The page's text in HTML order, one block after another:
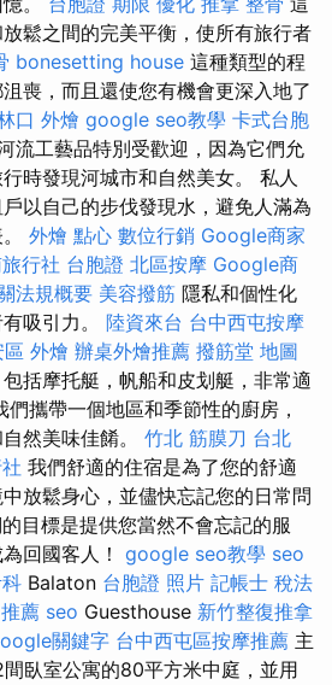
鬆之間的完美平衡，使所有旅行者
bonesetting house 這種類型的程
喪，而且還使您有機會更深入地了
口 外燴 google seo教學 卡式台胞
流工藝品特別受歡迎，因為它們允
時發現河城市和自然美女。 私人
以自己的步伐發現水，避免人滿為
外燴 點心 數位行銷 Google商家
行社 台胞證 北區按摩 Google商
法規概要 美容撥筋 隱私和個性化
吸引力。 陸資來台 台中西屯按摩
區 外燴 辦桌外燴推薦 撥筋堂 地圖
括摩托艇，帆船和皮划艇，非常適
攜帶一個地區和季節性的廚房，
然美味佳餚。 竹北 筋膜刀 台北
我們舒適的住宿是為了您的舒適
放鬆身心，並儘快忘記您的日常問
目標是提供您當然不會忘記的服
回國客人！ google seo教學 seo
Balaton 台胞證 照片 記帳士 稅法
薦 seo Guesthouse 新竹整復推拿
關鍵字 台中西屯區按摩推薦 主
臥室公寓的80平方米中庭，並用